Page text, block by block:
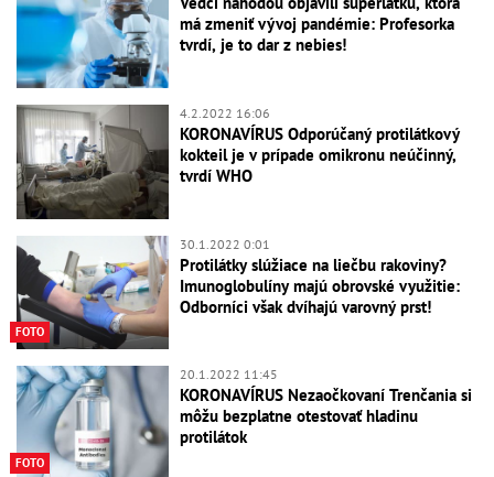
má zmeniť vývoj pandémie: Profesorka
tvrdí, je to dar z nebies!
4.2.2022 16:06
KORONAVÍRUS Odporúčaný protilátkový
kokteil je v prípade omikronu neúčinný,
tvrdí WHO
FOTO
30.1.2022 0:01
Protilátky slúžiace na liečbu rakoviny?
Imunoglobulíny majú obrovské využitie:
Odborníci však dvíhajú varovný prst!
FOTO
20.1.2022 11:45
KORONAVÍRUS Nezaočkovaní Trenčania si
môžu bezplatne otestovať hladinu
protilátok